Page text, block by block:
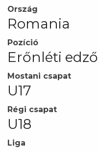
Ország
Romania
Pozíció
Erőnléti edző
Mostani csapat
U17
Régi csapat
U18
Liga